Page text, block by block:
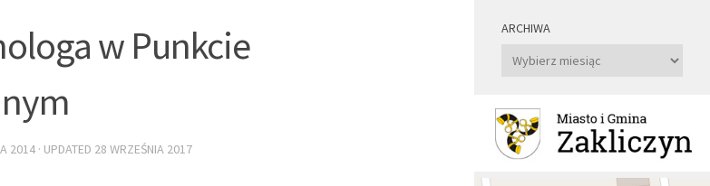
w Punkcie
2014 · UPDATED 28 WRZEŚNIA 2017
ARCHIWA
Archiwa